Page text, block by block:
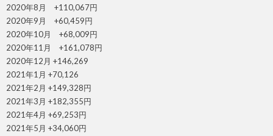
2020年8月 +110,067円
2020年9月 +60,459円
2020年10月 +68,009円
2020年11月 +161,078円
2020年12月 +146,269
2021年1月 +70,126
2021年2月 +149,328円
2021年3月 +182,355円
2021年4月 +69,253円
2021年5月 +34,060円